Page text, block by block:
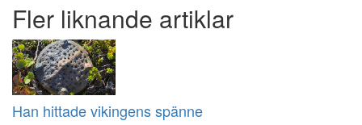
Fler liknande artiklar
Han hittade vikingens spänne